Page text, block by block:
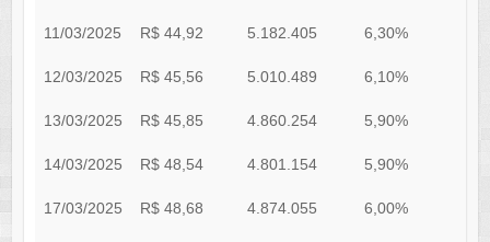
11/03/2025 R$ 44,92 5.182.405 6,30%
12/03/2025 R$ 45,56 5.010.489 6,10%
13/03/2025 R$ 45,85 4.860.254 5,90%
14/03/2025 R$ 48,54 4.801.154 5,90%
17/03/2025 R$ 48,68 4.874.055 6,00%